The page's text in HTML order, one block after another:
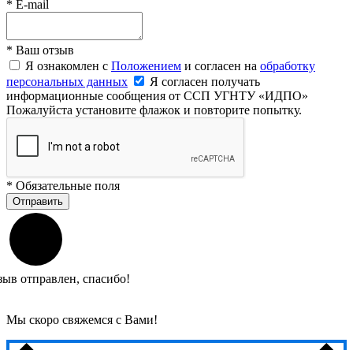
* E-mail
* Ваш отзыв
Я ознакомлен с Положением и согласен на обработку
персональных данных
Я согласен получать
информационные сообщения от ССП УГНТУ «ИДПО»
Пожалуйста установите флажок и повторите попытку.
* Обязательные поля
Отправить
отправлен, спасибо!
Мы скоро свяжемся с Вами!